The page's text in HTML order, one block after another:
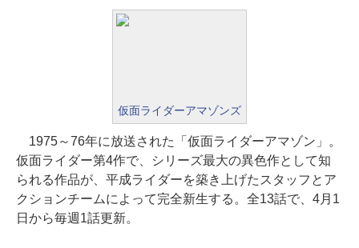
仮面ライダーアマゾンズ
1975～76年に放送された「仮面ライダーアマゾン」。
仮面ライダー第4作で、シリーズ最大の異色作として知
られる作品が、平成ライダーを築き上げたスタッフとア
クションチームによって完全新生する。全13話で、4月1
日から毎週1話更新。